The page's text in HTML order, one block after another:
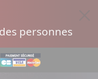
personnes